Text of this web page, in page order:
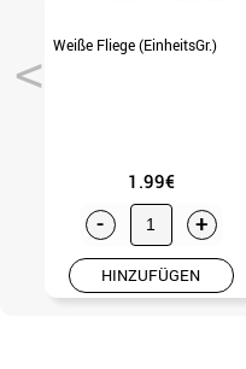
Weiße Fliege (EinheitsGr.)
1.99€
- +
HINZUFÜGEN